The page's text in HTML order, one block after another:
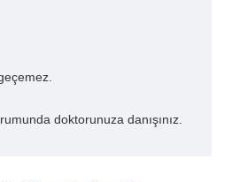
doktorunuza danışınız.